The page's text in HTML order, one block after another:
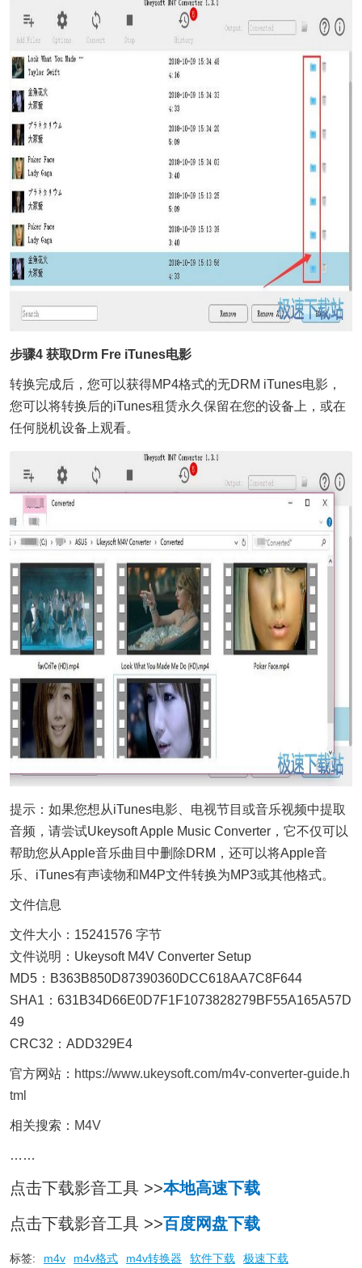
步骤4 获取Drm Fre iTunes电影
转换完成后，您可以获得MP4格式的无DRM iTunes电影，
您可以将转换后的iTunes租赁永久保留在您的设备上，或在
任何脱机设备上观看。
提示：如果您想从iTunes电影、电视节目或音乐视频中提取
音频，请尝试Ukeysoft Apple Music Converter，它不仅可以
帮助您从Apple音乐曲目中删除DRM，还可以将Apple音
乐、iTunes有声读物和M4P文件转换为MP3或其他格式。
文件信息
文件大小：15241576 字节
文件说明：Ukeysoft M4V Converter Setup
MD5：B363B850D87390360DCC618AA7C8F644
SHA1：631B34D66E0D7F1F1073828279BF55A165A57D
49
CRC32：ADD329E4
官方网站： https://www.ukeysoft.com/m4v-converter-guide.h
tml
相关搜索： M4V
……
点击下载影音工具 >>本地高速下载
点击下载影音工具 >>百度网盘下载
标签: m4v m4v格式 m4v转换器 软件下载 极速下载